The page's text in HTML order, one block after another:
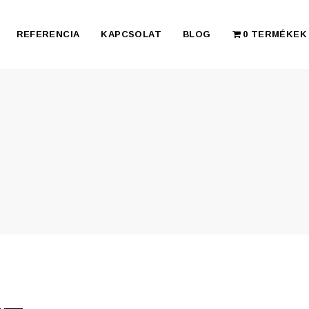
REFERENCIA KAPCSOLAT BLOG 0 TERMÉKEK